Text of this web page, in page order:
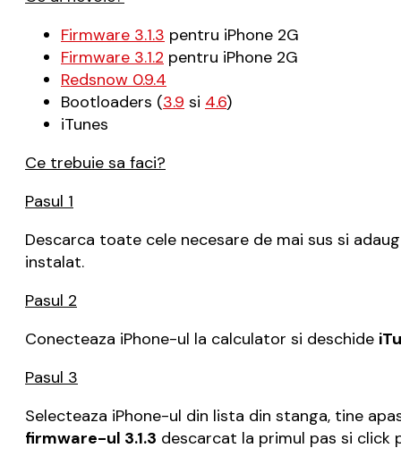
Firmware 3.1.3 pentru iPhone 2G
Firmware 3.1.2 pentru iPhone 2G
Redsnow 0.9.4
Bootloaders (3.9 si 4.6)
iTunes
Ce trebuie sa faci?
Pasul 1
Descarca toate cele necesare de mai sus si
instalat.
Pasul 2
Conecteaza iPhone-ul la calculator si deschide
Pasul 3
Selecteaza iPhone-ul din lista din stanga, tine
firmware-ul 3.1.3 descarcat la primul pas si click